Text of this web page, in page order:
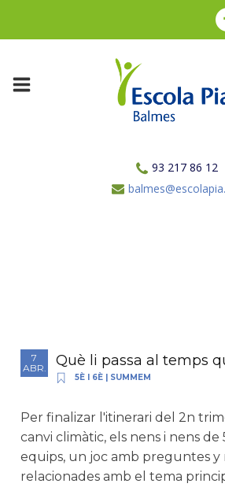
93 217 86 12
7
ABR.
Què li passa al temps
5È I 6È | SUMMEM
Per finalizar l'itinerari del 2n
canvi climàtic, els nens i nens
equips, un joc amb preguntes y
relacionades amb el tema